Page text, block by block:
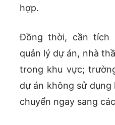
hợp.
Đồng thời, cần tích
quản lý dự án, nhà
trong khu vực;
dự án không sử
chuyển ngay sang